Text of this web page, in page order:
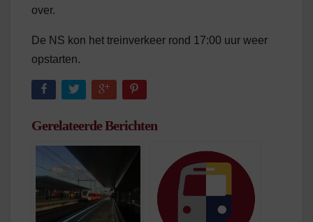
over.
De NS kon het treinverkeer rond 17:00 uur weer
opstarten.
Gerelateerde Berichten